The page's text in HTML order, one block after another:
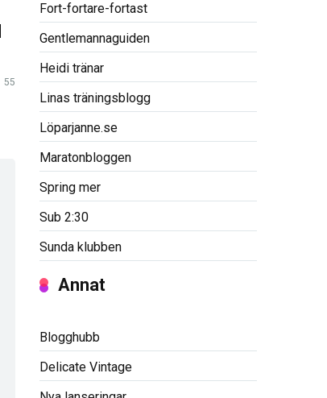
55
Fort-fortare-fortast
Gentlemannaguiden
Heidi tränar
Linas träningsblogg
Löparjanne.se
Maratonbloggen
Spring mer
Sub 2:30
Sunda klubben
Annat
Blogghubb
Delicate Vintage